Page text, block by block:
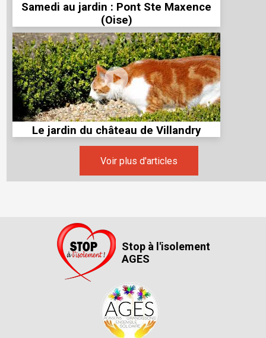
Samedi au jardin : Pont Ste Maxence
(Oise)
Le jardin du château de Villandry
Voir plus d'articles
Stop à l'isolement
AGES